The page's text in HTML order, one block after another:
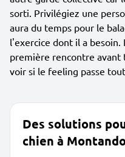
sorti. Privilégiez une
aura du temps pour le
l'exercice dont il a
première rencontre avant
voir si le feeling passe
Des solutions
chien à